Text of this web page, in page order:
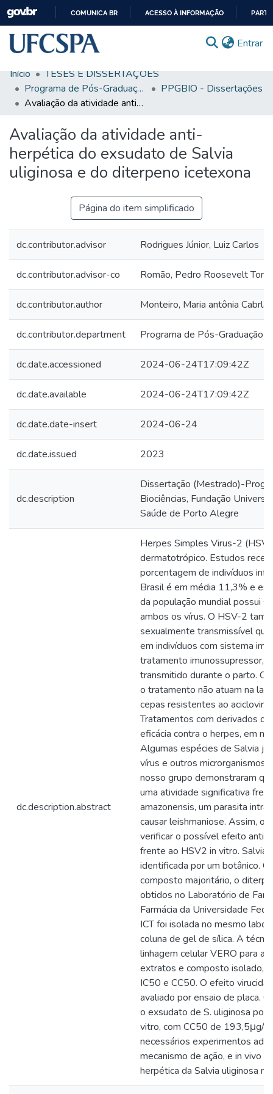
CONTEÚDO
COMUNICA BR ACESSO À INFORMAÇÃO
Entrar
Comunidades & Coleções
Busca Facetada
Estatísticas
Autoarquivamento
Sobre o RI-UFCSPA
Ajuda
Início
TESES E DISSERTAÇÕES
Programa de Pós-Graduação em Biociências
PPGBIO - Dissertações
Avaliação da atividade anti-herpética do exsudato de Salvia uliginosa e do diterpeno icetexona
Avaliação da atividade anti-
herpética do exsudato de Salvia
uliginosa e do diterpeno icetexona
Página do item simplificado
dc.contributor.advisor Rodrigues Júnior, Luiz Carlos
dc.contributor.advisor-co Romão, Pedro Roosevelt
dc.contributor.author Monteiro, Maria antônia Cabrla
dc.contributor.department Programa de Pós-Graduação
dc.date.accessioned 2024-06-24T17:09:42Z
dc.date.available 2024-06-24T17:09:42Z
dc.date.date-insert 2024-06-24
dc.date.issued 2023
dc.description
Dissertação (Mestrado)-
Biociências, Fundação
Saúde de Porto Alegre
dc.description.abstract
Herpes Simples Virus-2
dermatotrópico. Estudos
porcentagem de indivíduos
Brasil é em média 11,3% e
da população mundial possui
ambos os vírus. O HSV-2
sexualmente transmissível
em indivíduos com sistema
tratamento imunossupressor,
transmitido durante o parto.
o tratamento não atuam na
cepas resistentes ao aciclovir,
Tratamentos com derivados
eficácia contra o herpes, em
Algumas espécies de Salvia
vírus e outros
nosso grupo demonstraram
uma atividade significativa
amazonensis, um parasita
causar leishmaniose. Assim,
verificar o possível efeito anti-
frente ao HSV2 in vitro. Salvia
identificada por um botânico.
composto majoritário, o
obtidos no Laboratório de
Farmácia da Universidade
ICT foi isolada no mesmo
coluna de gel de sílica. A
linhagem celular VERO para a
extratos e composto isolado,
IC50 e CC50. O efeito
avaliado por ensaio de placa.
o exsudato de S. uliginosa
vitro, com CC50 de 193,5μg/
necessários experimentos
mecanismo de ação, e in vivo
herpética da Salvia uliginosa